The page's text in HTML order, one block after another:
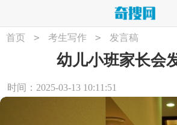
首页 > 考生写作 > 发言稿
幼儿小班家长会
时间：2025-03-13 10:11:51